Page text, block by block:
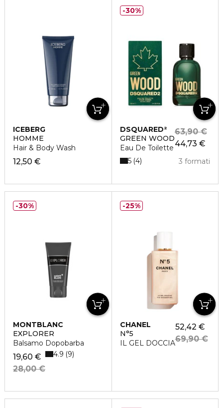
ICEBERG
HOMME
Hair & Body Wash
12,50 €
DSQUARED²
GREEN WOOD
Eau De Toilette 44,73 €
63,90 €
3 formati
5 4
30%
MONTBLANC
EXPLORER
Balsamo Dopobarba
19,60 €
28,00 €
4.9 9
30%
CHANEL
N°5
IL GEL DOCCIA
52,42 €
69,90 €
25%